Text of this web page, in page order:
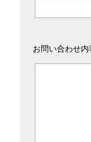
お問い合わせ内